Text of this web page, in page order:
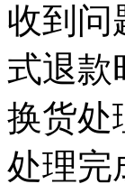
收到问
式退款
换货处
处理完